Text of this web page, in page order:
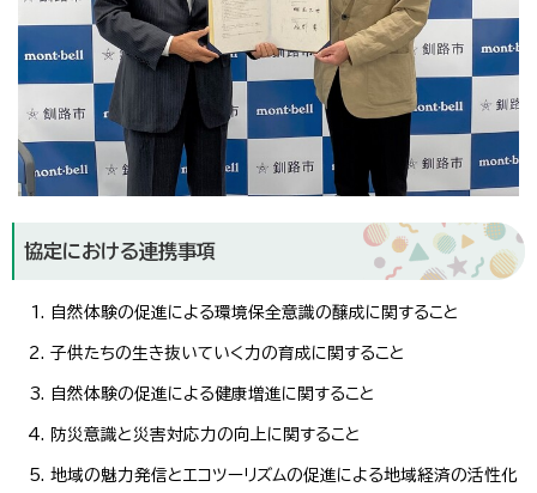
協定における連携事項
自然体験の促進による環境保全意識の醸成に関すること
子供たちの生き抜いていく力の育成に関すること
自然体験の促進による健康増進に関すること
防災意識と災害対応力の向上に関すること
地域の魅力発信とエコツーリズムの促進による地域経済の活性化